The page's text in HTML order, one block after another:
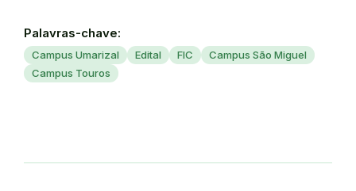
Palavras-chave:
Campus Umarizal Edital FIC
Campus São Miguel
Campus Touros